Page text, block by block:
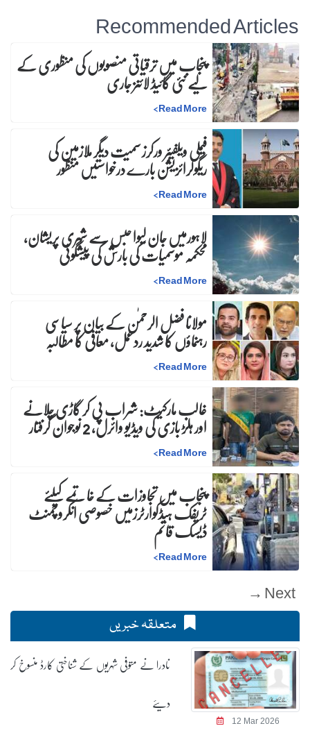
Recommended Articles
پنجاب میں ترقیاتی منصوبوں کی منظوری کے
لیے نئی گائیڈ لائنز جاری
Read More
>
فیملی ویلفیئر ورکرز سمیت دیگر ملازمین کی
ریگولرائزیشن بارے درخواستیں منظور
Read More
>
لاہورمیں جان لیوا حبس سے شہری پریشان،
محکمہ موسمیات کی بارش کی پیشگوئی
Read More
>
مولانا فضل الرحمٰن کے بیان پر سیاسی
رہنماؤں کا شدید ردعمل، معافی کا مطالبہ
Read More
>
غالب مارکیٹ: شراب پی کر گاڑی چلانے
اور ہلڑ بازی کی ویڈیو وائرل، 2 نوجوان گرفتار
Read More
>
پنجاب میں تجاوزات کے خاتمے کیلئے
ٹریفک ہیڈکوارٹرزمیں خصوصی انکروچمنٹ
ڈیسک قائم
Read More
>
Next →
متعلقہ خبریں
12 Mar 2026
نادرا نے متوفی شہریوں کے شناختی کارڈ منسوخ کر
دیئے